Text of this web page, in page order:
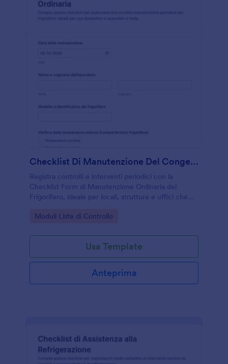
Checklist Di Manutenzione Del Congelatore
Registra controlli e interventi periodici con la
Checklist Form di Manutenzione Ordinaria del
Frigorifero, ideale per locali, strutture e uffici che
Jotform.
Go to Category:
Moduli Liste di Controllo
Usa Template
Anteprima